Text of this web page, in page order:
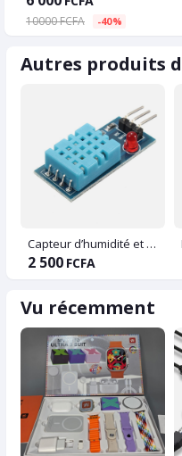
10000 FCFA -40%
Autres produits
Capteur d’humidité et de température DHT-11
2 500 FCFA
Vu récemment